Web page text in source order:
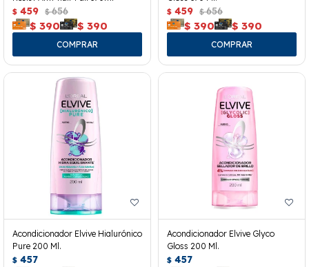
$ 459 $ 656
$ 390 $ 390
$ 459 $ 656
$ 390 $ 390
Acondicionador Elvive Hialurónico
Pure 200 Ml.
$ 457
Acondicionador Elvive Glyco
Gloss 200 Ml.
$ 457